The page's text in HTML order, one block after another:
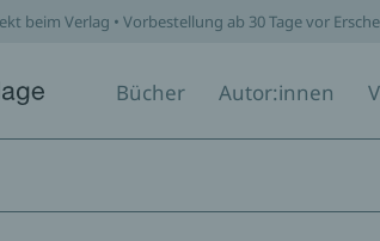
beim Verlag • Vorbestellung ab 30 Tage vor
Bücher Autor:innen